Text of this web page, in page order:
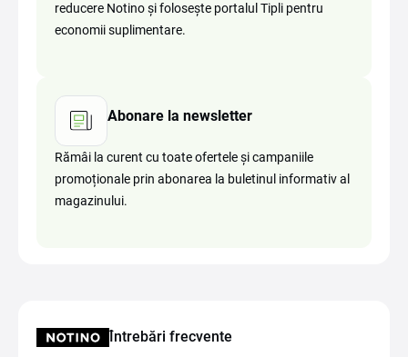
reducere Notino și folosește portalul Tipli pentru
economii suplimentare.
Abonare la newsletter
Rămâi la curent cu toate ofertele și campaniile
promoționale prin abonarea la buletinul informativ al
magazinului.
Întrebări frecvente